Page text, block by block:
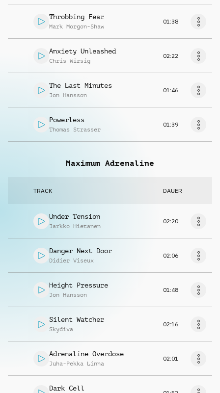
Throbbing Fear
Mark Morgon-Shaw
01:38
Anxiety Unleashed
Chris Wirsig
02:22
The Last Minutes
Jon Hansson
01:46
Powerless
Thomas Strasser
01:39
Maximum Adrenaline
TRACK DAUER
Under Tension
Jarkko Hietanen
02:20
Danger Next Door
Didier Viseux
02:06
Height Pressure
Jon Hansson
01:48
Silent Watcher
Skydiva
02:16
Adrenaline Overdose
Juha-Pekka Linna
02:01
Dark Cell